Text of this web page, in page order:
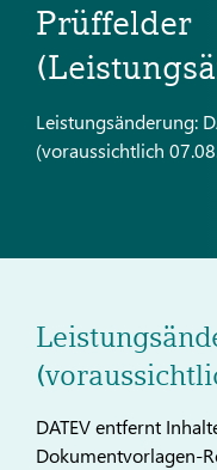
Prüffelder
Leistungsänderung:
(voraussichtlich
DATEV entfernt
Dokumentvorlagen-